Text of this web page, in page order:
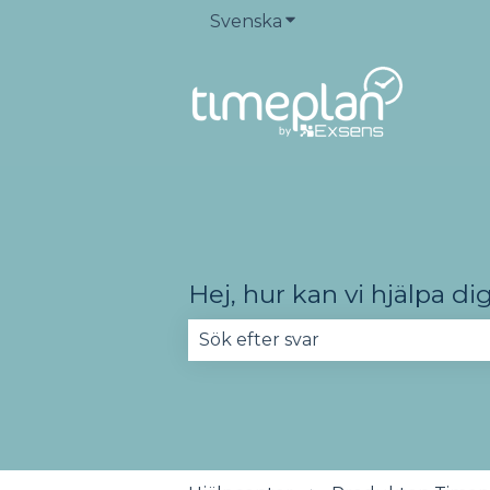
Svenska Visa undermenyer för
Hej, hur kan vi hjälpa